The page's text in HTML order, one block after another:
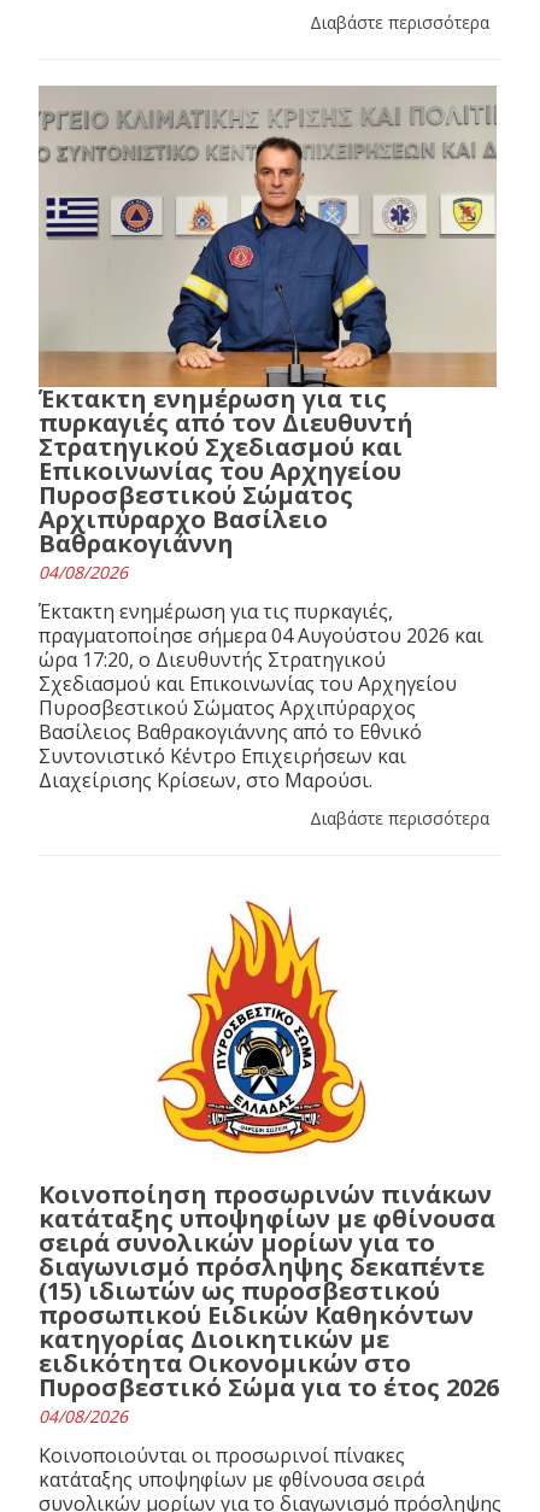
Διαβάστε περισσότερα
Έκτακτη ενημέρωση για τις
πυρκαγιές από τον Διευθυντή
Στρατηγικού Σχεδιασμού και
Επικοινωνίας του Αρχηγείου
Πυροσβεστικού Σώματος
Αρχιπύραρχο Βασίλειο
Βαθρακογιάννη
04/08/2026
Έκτακτη ενημέρωση για τις πυρκαγιές,
πραγματοποίησε σήμερα 04 Αυγούστου 2026 και
ώρα 17:20, ο Διευθυντής Στρατηγικού
Σχεδιασμού και Επικοινωνίας του Αρχηγείου
Πυροσβεστικού Σώματος Αρχιπύραρχος
Βασίλειος Βαθρακογιάννης από το Εθνικό
Συντονιστικό Κέντρο Επιχειρήσεων και
Διαχείρισης Κρίσεων, στο Μαρούσι.
Διαβάστε περισσότερα
Κοινοποίηση προσωρινών πινάκων
κατάταξης υποψηφίων με φθίνουσα
σειρά συνολικών μορίων για το
διαγωνισμό πρόσληψης δεκαπέντε
(15) ιδιωτών ως πυροσβεστικού
προσωπικού Ειδικών Καθηκόντων
κατηγορίας Διοικητικών με
ειδικότητα Οικονομικών στο
Πυροσβεστικό Σώμα για το έτος 2026
04/08/2026
Κοινοποιούνται οι προσωρινοί πίνακες
κατάταξης υποψηφίων με φθίνουσα σειρά
συνολικών μορίων για το διαγωνισμό πρόσληψης